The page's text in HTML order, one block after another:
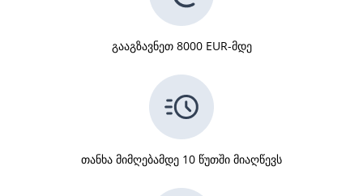
გააგზავნეთ 8000 EUR-მდე
თანხა მიმღებამდე 10 წუთში მიაღწევს